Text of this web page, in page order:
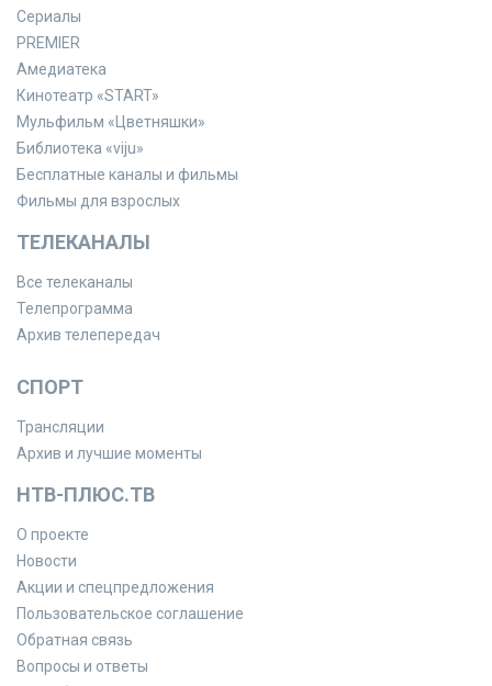
Сериалы
PREMIER
Амедиатека
Кинотеатр «START»
Мульфильм «Цветняшки»
Библиотека «viju»
Бесплатные каналы и фильмы
Фильмы для взрослых
ТЕЛЕКАНАЛЫ
Все телеканалы
Телепрограмма
Архив телепередач
СПОРТ
Трансляции
Архив и лучшие моменты
НТВ-ПЛЮС.ТВ
О проекте
Новости
Акции и спецпредложения
Пользовательское соглашение
Обратная связь
Вопросы и ответы